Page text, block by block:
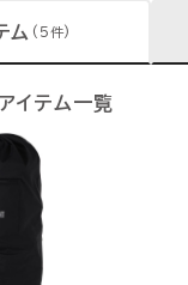
ム (5件)
イテム一覧